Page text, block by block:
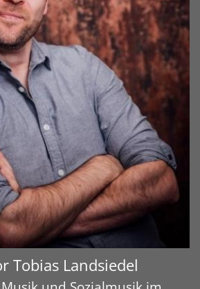
Tobias Landsiedel